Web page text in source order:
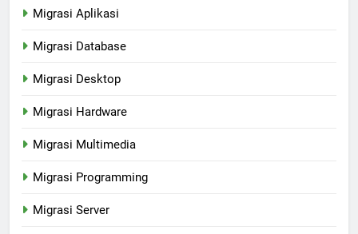
Migrasi Aplikasi
Migrasi Database
Migrasi Desktop
Migrasi Hardware
Migrasi Multimedia
Migrasi Programming
Migrasi Server